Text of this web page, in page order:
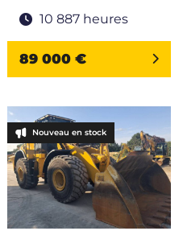
10 887 heures
89 000 €
Nouveau en stock